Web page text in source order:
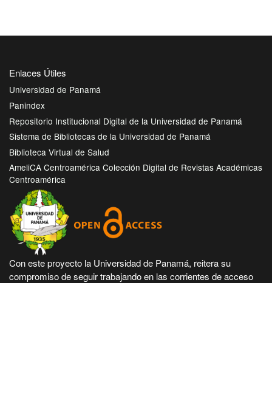
Enlaces Útiles
Universidad de Panamá
Panindex
Repositorio Institucional Digital de la Universidad de Panamá
Sistema de Bibliotecas de la Universidad de Panamá
Biblioteca Virtual de Salud
AmeliCA Centroamérica Colección Digital de Revistas Académicas
Centroamérica
Con este proyecto la Universidad de Panamá, reitera su
compromiso de seguir trabajando en las corrientes de acceso